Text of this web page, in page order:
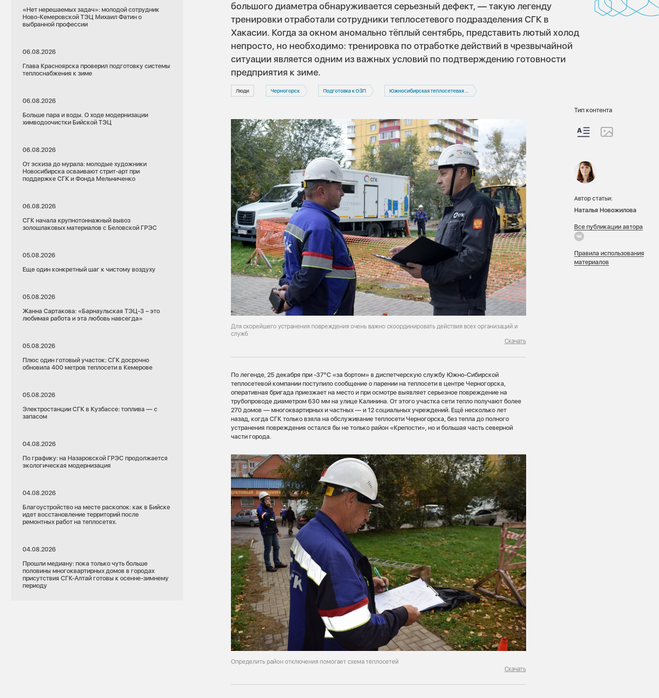
«Нет нерешаемых задач»: молодой сотрудник
Ново-Кемеровской ТЭЦ Михаил Фатин о
выбранной профессии
06.08.2026
Глава Красноярска проверил подготовку системы
теплоснабжения к зиме
06.08.2026
Больше пара и воды. О ходе модернизации
химводоочистки Бийской ТЭЦ
06.08.2026
От эскиза до мурала: молодые художники
Новосибирска осваивают стрит-арт при
поддержке СГК и Фонда Мельниченко
06.08.2026
СГК начала крупнотоннажный вывоз
золошлаковых материалов с Беловской ГРЭС
05.08.2026
Еще один конкретный шаг к чистому воздуху
05.08.2026
Жанна Сартакова: «Барнаульская ТЭЦ-3 – это
любимая работа и эта любовь навсегда»
05.08.2026
Плюс один готовый участок: СГК досрочно
обновила 400 метров теплосети в Кемерове
05.08.2026
Электростанции СГК в Кузбассе: топлива — с
запасом
04.08.2026
По графику: на Назаровской ГРЭС продолжается
экологическая модернизация
04.08.2026
Благоустройство на месте раскопок: как в Бийске
идет восстановление территорий после
ремонтных работ на теплосетях.
04.08.2026
Прошли медиану: пока только чуть больше
половины многоквартирных домов в городах
присутствия СГК-Алтай готовы к осенне-зимнему
периоду
большого диаметра обнаруживается серьезный дефект, — такую легенду
тренировки отработали сотрудники теплосетевого подразделения СГК в
Хакасии. Когда за окном аномально тёплый сентябрь, представить лютый холод
непросто, но необходимо: тренировка по отработке действий в чрезвычайной
ситуации является одним из важных условий по подтверждению готовности
предприятия к зиме.
Люди Черногорск Подготовка к ОЗП Южносибирская теплосетевая компания
Для скорейшего устранения повреждения очень важно скоординировать действия всех организаций и
служб
Скачать
По легенде, 25 декабря при -37°С «за бортом» в диспетчерскую службу Южно-Сибирской
теплосетевой компании поступило сообщение о парении на теплосети в центре Черногорска,
оперативная бригада приезжает на место и при осмотре выявляет серьезное повреждение на
трубопроводе диаметром 630 мм на улице Калинина. От этого участка сети тепло получают более
270 домов — многоквартирных и частных — и 12 социальных учреждений. Ещё несколько лет
назад, когда СГК только взяла на обслуживание теплосети Черногорска, без тепла до полного
устранения повреждения остался бы не только район «Крепости», но и большая часть северной
части города.
Определить район отключения помогает схема теплосетей
Скачать
Тип контента
Автор статьи:
Наталья Новожилова
Все публикации автора
Правила использования
материалов